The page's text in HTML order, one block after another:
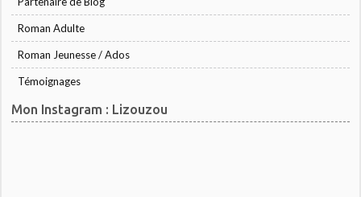
Roman Adulte
Roman Jeunesse / Ados
Témoignages
Mon Instagram : Lizouzou